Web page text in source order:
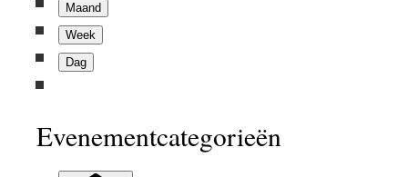
Maand
Week
Dag
Evenementcategorieën